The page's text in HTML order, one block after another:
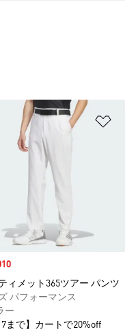
のリストに追加
価格
ィメット365ツアー パンツ
パフォーマンス
ー
まで】カートで20%off